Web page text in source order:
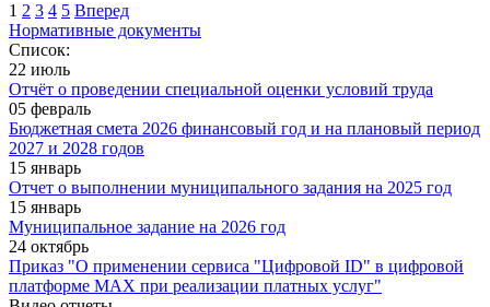
1 2 3 4 5 Вперед
Нормативные документы
Список:
22 июль
Отчёт о проведении специальной оценки условий труда
05 февраль
Бюджетная смета 2026 финансовый год и на плановый период
2027 и 2028 годов
15 январь
Отчет о выполнении муниципального задания на 2025 год
15 январь
Муниципальное задание на 2026 год
24 октябрь
Приказ "О применении сервиса "Цифровой ID" в цифровой
платформе МАХ при реализации платных услуг"